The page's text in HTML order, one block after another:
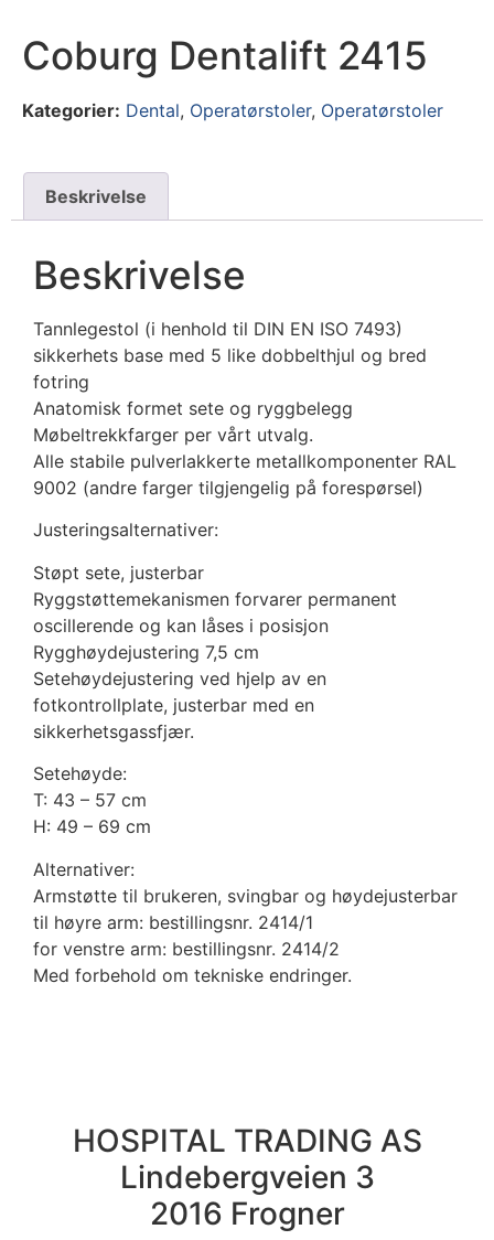
Coburg Dentalift 2415
Kategorier: Dental, Operatørstoler, Operatørstoler
Beskrivelse
Beskrivelse
Tannlegestol (i henhold til DIN EN ISO 7493)
sikkerhets base med 5 like dobbelthjul og bred
fotring
Anatomisk formet sete og ryggbelegg
Møbeltrekkfarger per vårt utvalg.
Alle stabile pulverlakkerte metallkomponenter RAL
9002 (andre farger tilgjengelig på forespørsel)
Justeringsalternativer:
Støpt sete, justerbar
Ryggstøttemekanismen forvarer permanent
oscillerende og kan låses i posisjon
Rygghøydejustering 7,5 cm
Setehøydejustering ved hjelp av en
fotkontrollplate, justerbar med en
sikkerhetsgassfjær.
Setehøyde:
T: 43 – 57 cm
H: 49 – 69 cm
Alternativer:
Armstøtte til brukeren, svingbar og høydejusterbar
til høyre arm: bestillingsnr. 2414/1
for venstre arm: bestillingsnr. 2414/2
Med forbehold om tekniske endringer.
HOSPITAL TRADING AS
Lindebergveien 3
2016 Frogner